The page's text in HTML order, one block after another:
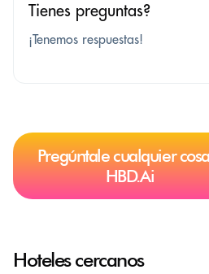
Tienes preguntas?
¡Tenemos respuestas!
Pregúntale cualquier
HBD.Ai
Hoteles cercanos